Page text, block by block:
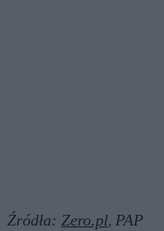
Źródła: Zero.pl, PAP